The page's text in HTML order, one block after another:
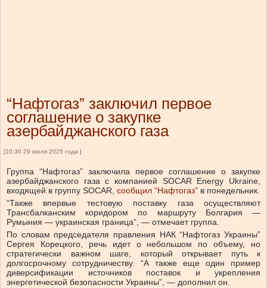
“Нафтогаз” заключил первое
соглашение о закупке
азербайджанского газа
[10:30 29 июля 2025 года ]
Группа “Нафтогаз” заключила первое соглашение о закупке
азербайджанского газа с компанией SOCAR Energy Ukraine,
входящей в группу SOCAR, сообщил “Нафтогаз” в понедельник.
“Также впервые тестовую поставку газа осуществляют
Трансбалканским коридором по маршруту Болгария —
Румыния — украинская граница”, — отмечает группа.
По словам председателя правления НАК “Нафтогаз Украины”
Сергея Корецкого, речь идет о небольшом по объему, но
стратегически важном шаге, который открывает путь к
долгосрочному сотрудничеству. “А также еще один пример
диверсификации источников поставок и укрепления
энергетической безопасности Украины”, — дополнил он.